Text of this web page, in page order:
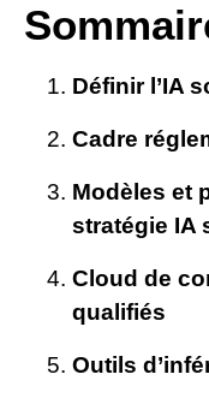
Définir l’IA
Cadre
Modèles et
stratégie IA
Cloud de
qualifiés
Outils